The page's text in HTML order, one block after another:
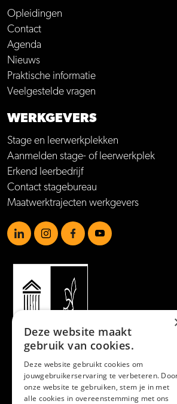
Opleidingen
Contact
Agenda
Nieuws
Praktische informatie
Veelgestelde vragen
WERKGEVERS
Stage en leerwerkplekken
Aanmelden stage- of leerwerkplek
Erkend leerbedrijf
Contact stagebureau
Maatwerktrajecten werkgevers
Deze website maakt
gebruik van cookies.
Deze website gebruikt cookies om
jouwgebruikerservaring te verbeteren.
onze website te gebruiken, stem je in met
alle cookies in overeenstemming met ons